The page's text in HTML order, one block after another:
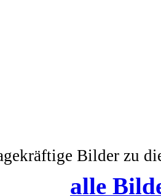
Bilder zu
alle